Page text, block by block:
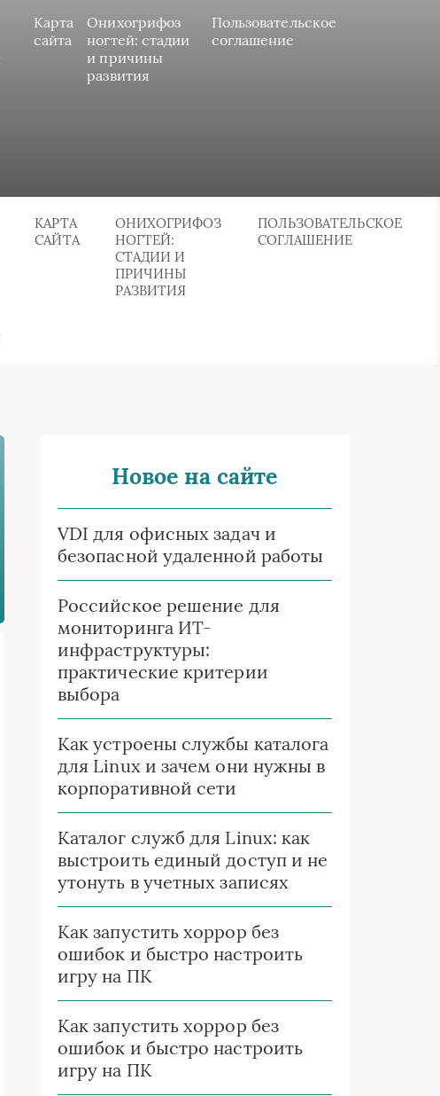
Карта
сайта
Онихогрифоз
ногтей: стадии
и причины
развития
Пользовательское
соглашение
КАРТА
САЙТА
ОНИХОГРИФОЗ
НОГТЕЙ:
СТАДИИ И
ПРИЧИНЫ
РАЗВИТИЯ
ПОЛЬЗОВАТЕЛЬСКОЕ
СОГЛАШЕНИЕ
Новое на сайте
VDI для офисных задач и
безопасной удаленной работы
Российское решение для
мониторинга ИТ-
инфраструктуры:
практические критерии
выбора
Как устроены службы каталога
для Linux и зачем они нужны в
корпоративной сети
Каталог служб для Linux: как
выстроить единый доступ и не
утонуть в учетных записях
Как запустить хоррор без
ошибок и быстро настроить
игру на ПК
Как запустить хоррор без
ошибок и быстро настроить
игру на ПК